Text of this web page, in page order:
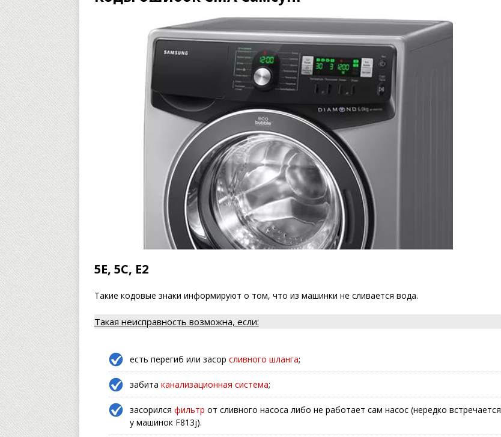
5Е, 5С, Е2
Такие кодовые знаки информируют о том, что из машинки не сливается вода.
Такая неисправность возможна, если:
есть перегиб или засор сливного шланга;
забита канализационная система;
засорился фильтр от сливного насоса либо не работает сам насос (нередко встречается
у машинок F813j).